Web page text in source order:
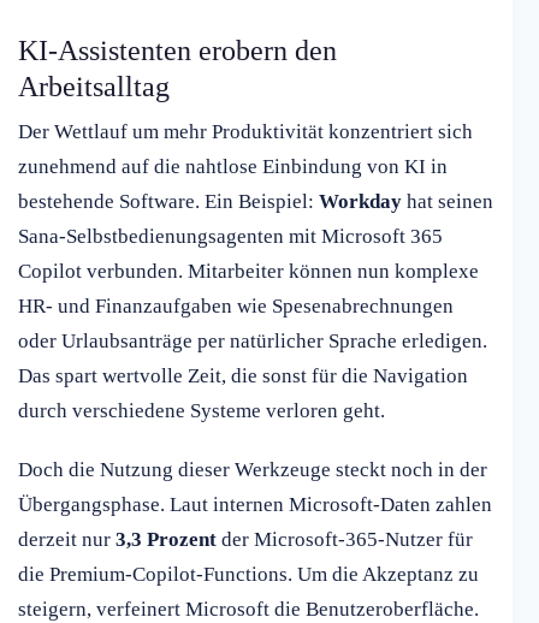
KI-Assistenten erobern den
Arbeitsalltag
Der Wettlauf um mehr Produktivität konzentriert sich
zunehmend auf die nahtlose Einbindung von KI in
bestehende Software. Ein Beispiel: Workday hat seinen
Sana-Selbstbedienungsagenten mit Microsoft 365
Copilot verbunden. Mitarbeiter können nun komplexe
HR- und Finanzaufgaben wie Spesenabrechnungen
oder Urlaubsanträge per natürlicher Sprache erledigen.
Das spart wertvolle Zeit, die sonst für die Navigation
durch verschiedene Systeme verloren geht.
Doch die Nutzung dieser Werkzeuge steckt noch in der
Übergangsphase. Laut internen Microsoft-Daten zahlen
derzeit nur 3,3 Prozent der Microsoft-365-Nutzer für
die Premium-Copilot-Functions. Um die Akzeptanz zu
steigern, verfeinert Microsoft die Benutzeroberfläche.